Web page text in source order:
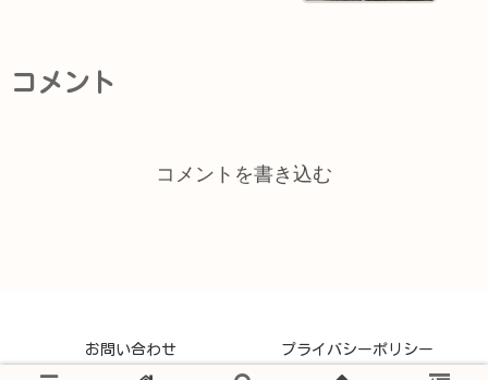
コメント
コメントを書き込む
お問い合わせ プライバシーポリシー